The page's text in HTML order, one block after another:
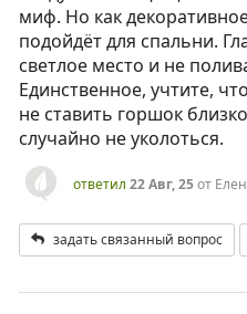
миф. Но как
подойдёт для спальни.
светлое место и не
Единственное, учтите,
не ставить горшок
случайно не уколоться.
ответил 22 Авг, 25от
задать связанный вопрос